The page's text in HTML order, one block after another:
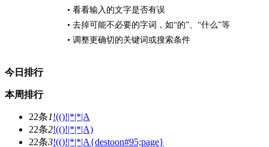
• 看看输入的文字是否有误
• 去掉可能不必要的字词，如“的”、“什么”等
• 调整更确切的关键词或搜索条件
今日排行
本周排行
22条1!(()!|*|*|A
22条2!(()!|*|*|A)
22条3!(()!|*|*|A{destoon#95;page}